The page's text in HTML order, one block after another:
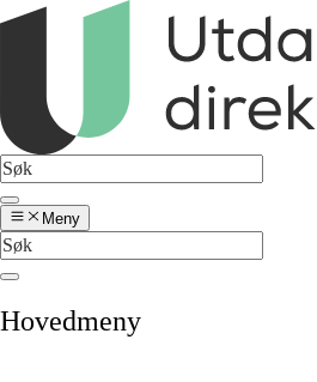
Meny
Hovedmeny